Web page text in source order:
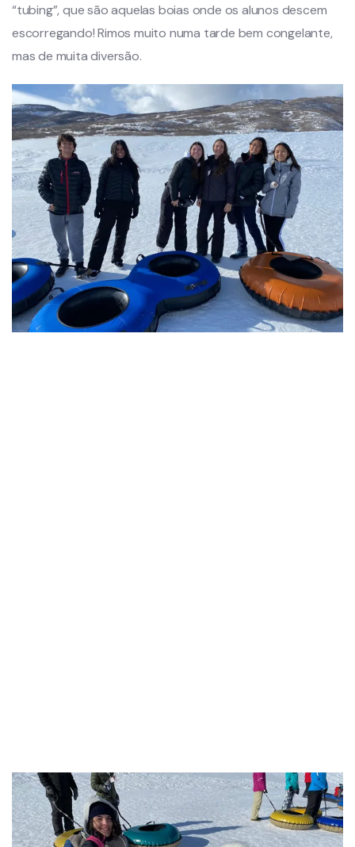
“tubing”, que são aquelas boias onde os alunos descem
escorregando! Rimos muito numa tarde bem congelante,
mas de muita diversão.